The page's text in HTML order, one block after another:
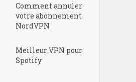
Comment annuler
votre abonnement
NordVPN
Meilleur VPN pour
Spotify